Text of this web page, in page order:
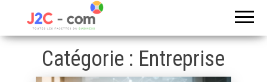
Catégorie : Entreprise